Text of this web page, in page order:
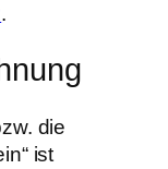
.
die
ist